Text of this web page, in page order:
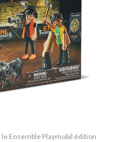
Ensemble Playmobil édition